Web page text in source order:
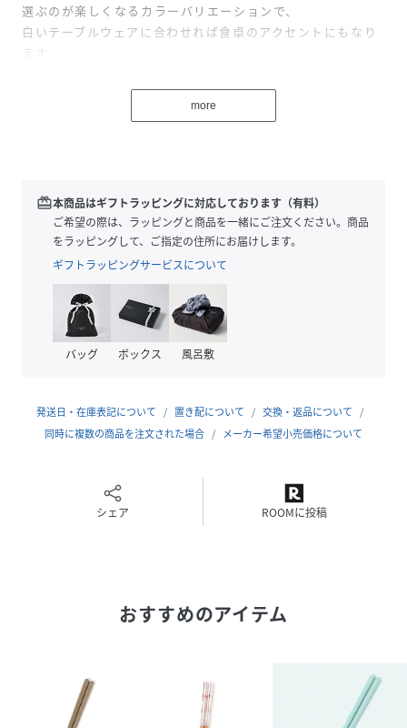
選ぶのが楽しくなるカラーバリエーションで、
白いテーブルウェアに合わせれば食卓のアクセントにもなり
ます。
原産国 JAPAN
素材 天然木
F
JM8803_971798
(971798-81-09 JM8803
more
redeem本商品はギフトラッピングに対応しております（有料）
ご希望の際は、ラッピングと商品を一緒にご注文ください。商品
をラッピングして、ご指定の住所にお届けします。
ギフトラッピングサービスについて
バッグ ボックス 風呂敷
発送日・在庫表記について 置き配について
交換・返品について
同時に複数の商品を注文された場合
メーカー希望小売価格について
シェア ROOMに投稿
おすすめのアイテム